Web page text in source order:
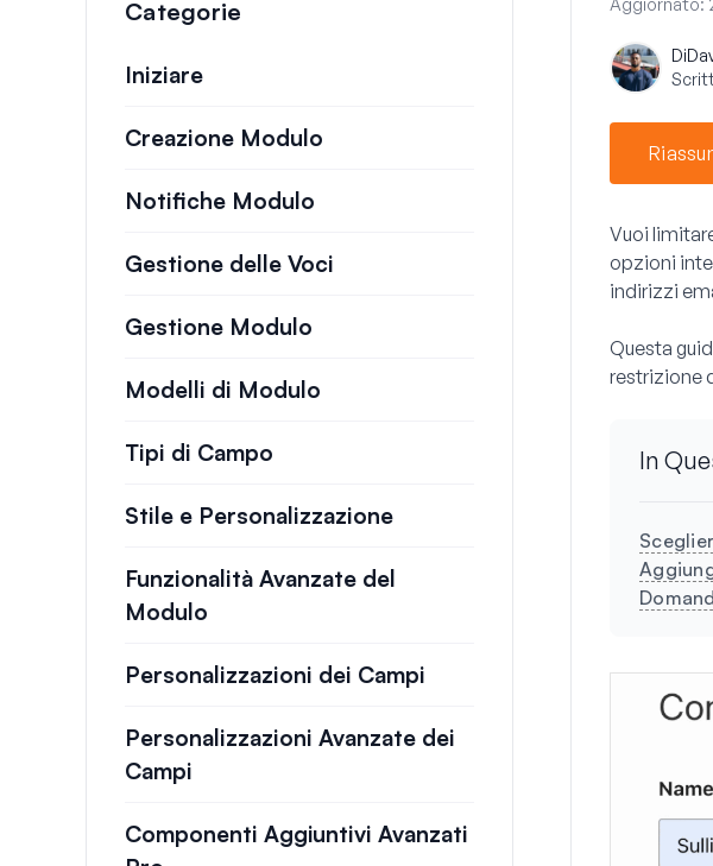
Aggiornato:
Di
Vuoi
opzioni
indirizzi
Questa
restrizione
In
Categorie
Iniziare
Creazione Modulo
Notifiche Modulo
Gestione delle Voci
Gestione Modulo
Modelli di Modulo
Tipi di Campo
Stile e Personalizzazione
Funzionalità Avanzate del
Modulo
Personalizzazioni dei Campi
Personalizzazioni Avanzate dei
Campi
Componenti Aggiuntivi Avanzati